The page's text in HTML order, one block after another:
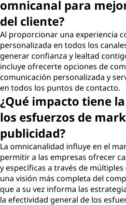
omnicanal para
del cliente?
Al proporcionar una experiencia
personalizada en todos los
generar confianza y lealtad
incluye ofrecerte opciones de
comunicación personalizada y
en todos los puntos de contacto.
¿Qué impacto tiene
los esfuerzos de
publicidad?
La omnicanalidad influye en el
permitir a las empresas ofrecer
y específicas a través de
una visión más completa del
que a su vez informa las
la efectividad general de los